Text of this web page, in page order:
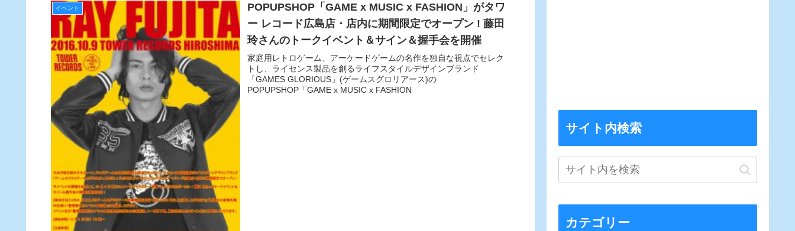
イベント
POPUPSHOP「GAME x MUSIC x FASHION」がタワ
ー レコード広島店・店内に期間限定でオープン ! 藤田
玲さんのトークイベント＆サイン＆握手会を開催
家庭用レトロゲーム、アーケードゲームの名作を独自な視点でセレク
トし、ライセンス製品を創るライフスタイルデザインブランド
「GAMES GLORIOUS」(ゲームスグロリアース)の
POPUPSHOP「GAME x MUSIC x FASHION
サイト内検索
カテゴリー